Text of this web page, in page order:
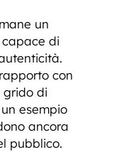
un
di
con
grido di
esempio
ancora
pubblico.